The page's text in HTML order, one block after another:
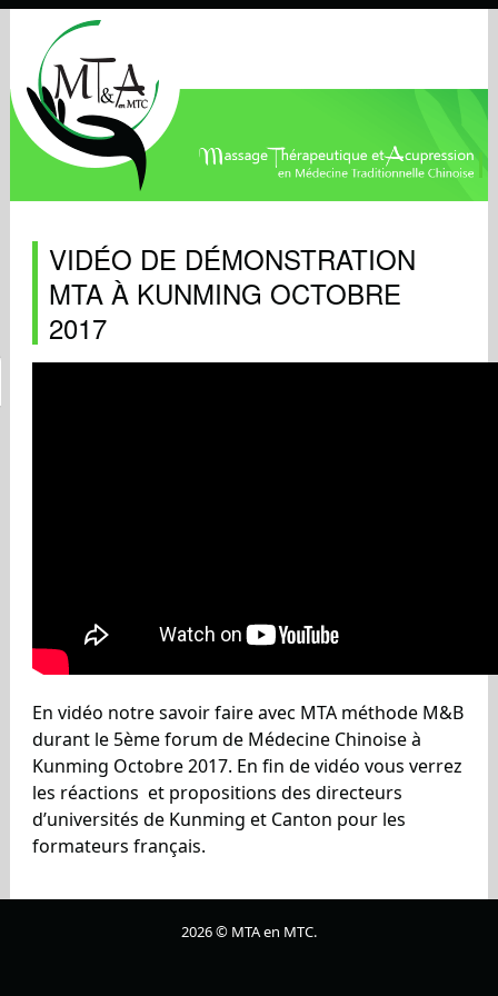
VIDÉO DE DÉMONSTRATION
MTA À KUNMING OCTOBRE
2017
En vidéo notre savoir faire avec MTA méthode M&B
durant le 5ème forum de Médecine Chinoise à
Kunming Octobre 2017. En fin de vidéo vous verrez
les réactions et propositions des directeurs
d’universités de Kunming et Canton pour les
formateurs français.
2026 © MTA en MTC.